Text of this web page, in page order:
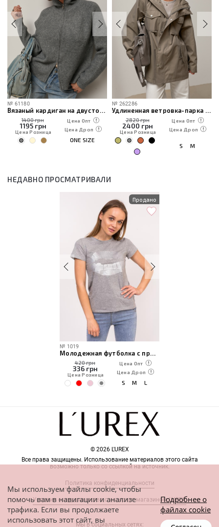
№ 61180
Вязаный кардиган на двусторонней молнии
1400 грн
1195грн
Цена Розница
Цена Опт
Цена Дроп
ONE SIZE
№ 262286
Удлиненная ветровка-парка с капюшоном
2820 грн
2400 грн
Цена Розница
Цена Опт
Цена Дроп
S M
НЕДАВНО ПРОСМАТРИВАЛИ
Продано
№ 1019
Молодежная футболка с принтом губ
420 грн
336грн
Цена Розница
Цена Опт
Цена Дроп
S M L
© 2026 L'UREX
Все права защищены. Использование материалов этого сайта
возможно только со ссылкой на источник.
Политика конфиденциальности
Условия сотрудничества с интернет-магазином L'UREX
Мы в социальных сетях:
Мы используем файлы cookie, чтобы
помочь вам в навигации и анализе
трафика. Если вы продолжаете
использовать этот сайт, вы
Подробнее о
файлах cookie